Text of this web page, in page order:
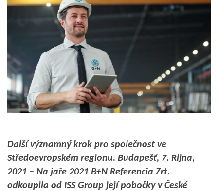
Další významný krok pro společnost ve
Středoevropském regionu. Budapešť, 7. Rijna,
2021 – Na jaře 2021 B+N Referencia Zrt.
odkoupila od ISS Group její pobočky v České